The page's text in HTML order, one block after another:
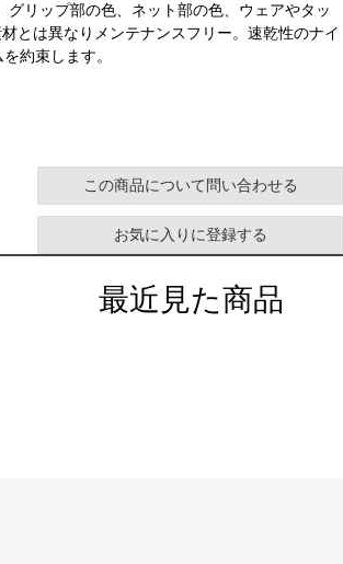
グリップ部の色、ネット部の色、ウェアやタッ
とは異なりメンテナンスフリー。速乾性のナイ
約束します。
この商品について問い合わせる
お気に入りに登録する
最近見た商品